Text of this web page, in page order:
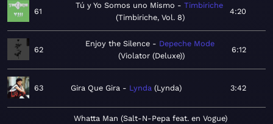
61
Tú y Yo Somos uno Mismo
Timbiriche
Timbiriche, Vol. 8
4:20
62
Enjoy the Silence
Depeche Mode
Violator (Deluxe)
6:12
63 Gira Que Gira Lynda Lynda 3:42
Whatta Man (Salt-N-Pepa feat. en Vogue)